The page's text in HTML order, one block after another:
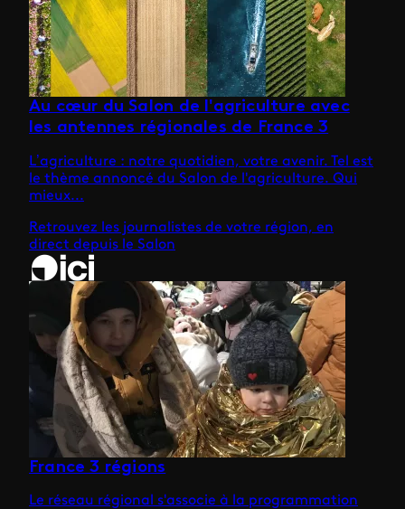
Au cœur du Salon de l'agriculture avec
les antennes régionales de France 3
L’agriculture : notre quotidien, votre avenir. Tel est
le thème annoncé du Salon de l'agriculture. Qui
mieux...
Retrouvez les journalistes de votre région, en
direct depuis le Salon
France 3 régions
Le réseau régional s'associe à la programmation